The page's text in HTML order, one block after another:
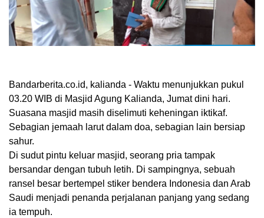
Bandarberita.co.id, kalianda - Waktu menunjukkan pukul
03.20 WIB di Masjid Agung Kalianda, Jumat dini hari.
Suasana masjid masih diselimuti keheningan iktikaf.
Sebagian jemaah larut dalam doa, sebagian lain bersiap
sahur.
Di sudut pintu keluar masjid, seorang pria tampak
bersandar dengan tubuh letih. Di sampingnya, sebuah
ransel besar bertempel stiker bendera Indonesia dan Arab
Saudi menjadi penanda perjalanan panjang yang sedang
ia tempuh.